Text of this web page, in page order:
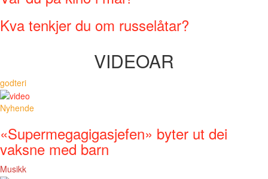
Kva tenkjer du om russelåtar?
VIDEOAR
godteri
Nyhende
«Supermegagigasjefen» byter ut dei
vaksne med barn
Musikk